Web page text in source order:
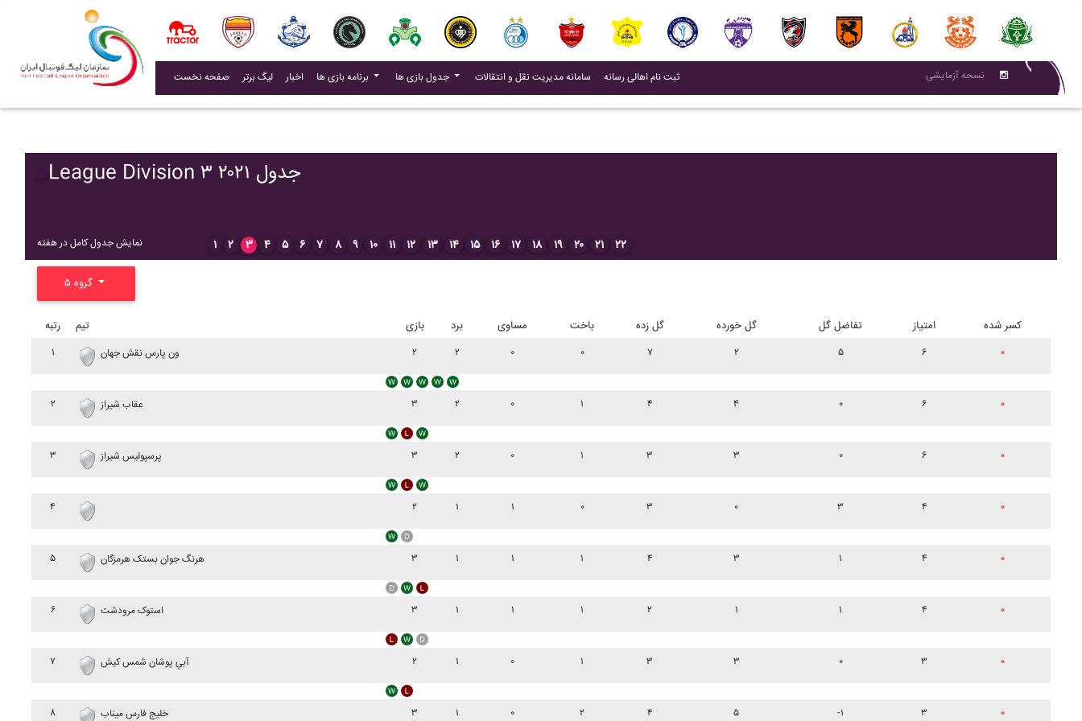
صفحه نخست لیگ برتر اخبار(current) برنامه بازی ها جدول بازی ها سامانه مدیریت نقل و انتقالات (current)
ثبت نام اهالی رسانه(current) نسحه آزمایشی
League Division ۳ ۲۰۲۱ جدول
نمایش جدول کامل در هفته ۱ ۲ ۳ ۴ ۵ ۶ ۷ ۸ ۹ ۱۰ ۱۱ ۱۲ ۱۳ ۱۴ ۱۵ ۱۶ ۱۷ ۱۸ ۱۹ ۲۰ ۲۱ ۲۲
رتبه تیم بازی برد مساوی باخت گل زده گل خورده تفاضل گل امتیاز کسر شده
۱ ون پارس نقش جهان ۲ ۲ ۰ ۰ ۷ ۲ ۵ ۶ ۰
۲ عقاب شيراز ۳ ۲ ۰ ۱ ۴ ۴ ۰ ۶ ۰
۳ پرسپوليس شيراز ۳ ۲ ۰ ۱ ۳ ۳ ۰ ۶ ۰
۴ ۲ ۱ ۱ ۰ ۳ ۰ ۳ ۴ ۰
۵ هرنگ جوان بستک هرمزگان ۳ ۱ ۱ ۱ ۴ ۳ ۱ ۴ ۰
۶ استوک مرودشت ۳ ۱ ۱ ۱ ۲ ۱ ۱ ۴ ۰
۷ آبي پوشان شمس کيش ۲ ۱ ۰ ۱ ۳ ۳ ۰ ۳ ۰
۸ خليج فارس ميناب ۳ ۱ ۰ ۲ ۴ ۵ -۱ ۳ ۰